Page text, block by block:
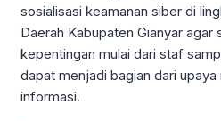
sosialisasi keamanan siber di
Daerah Kabupaten Gianyar agar
kepentingan mulai dari staf
dapat menjadi bagian dari
informasi.